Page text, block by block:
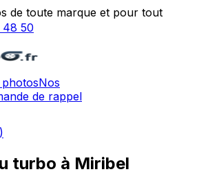
de toute marque et pour tout
50
Nos
de rappel
)
turbo à Miribel